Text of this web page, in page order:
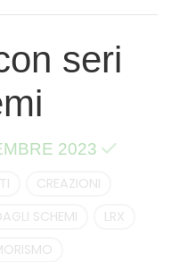
seri
2023
CREAZIONI
SCHEMI
LRX